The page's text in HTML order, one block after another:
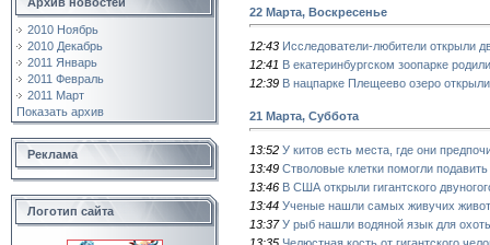
2010 Ноябрь
2010 Декабрь
2011 Январь
2011 Февраль
2011 Март
Показать архив
Реклама
Логотип сайта
22 Марта, Воскресенье
12:43 Исследователи-любители открыли
12:41 В екатеринбургском зоопарке
12:39 В нацпарке Плещеево озеро
21 Марта, Суббота
13:52 У китов есть места, где они
13:49 Стволовые клетки помогли
13:46 В США открыли гигантского
13:44 Ученые нашли самых живучих
13:37 У рыб нашли водяной язык для